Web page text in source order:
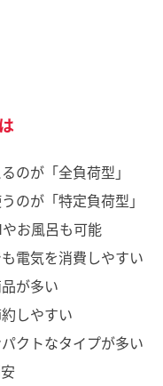
のが「全負荷型」
のが「特定負荷型」
お風呂も可能
電気を消費しやすい
が多い
しやすい
クトなタイプが多い